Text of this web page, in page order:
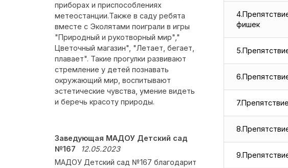
приборах и приспособлениях
метеостанции.Также в саду ребята
вместе с Эколятами поиграли в игры
"Природный и рукотворный мир","
Цветочный магазин", "Летает, бегает,
плавает". Такие прогулки развивают
стремление у детей познавать
окружающий мир, воспитывают
эстетические чувства, умение видеть
и беречь красоту природы.
Заведующая МАДОУ Детский сад
№167
12.05.2023
МАДОУ Детский сад №167 благодарит
фишек